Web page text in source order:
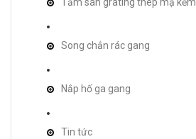
Song chắn rác gang
Nắp hố ga gang
Tin tức